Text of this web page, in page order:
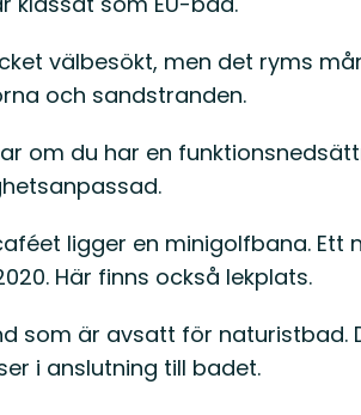
välbesökt, men det ryms
och sandstranden.
om du har en
ligger en minigolfbana. Ett
Här finns också lekplats.
som är avsatt för naturistbad.
i anslutning till badet.